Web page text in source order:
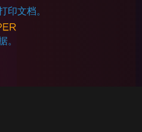
支持
本的IronPDF？
印文档。
。